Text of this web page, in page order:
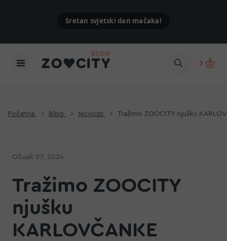
Sretan svjetski dan mačaka!
Početna Blog Novosti Tražimo ZOOCITY njušku
Ožujak 07, 2024
Tražimo ZOOCITY
njušku
KARLOVČANKE